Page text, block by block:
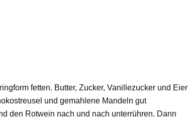
fetten. Butter, Zucker, Vanillezucker und Eier
und gemahlene Mandeln gut
den Rotwein nach und nach unterrühren. Dann